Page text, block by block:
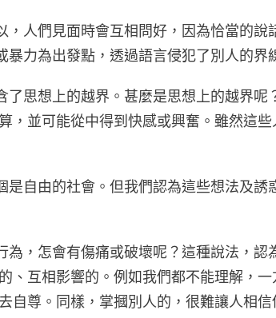
人們見面時會互相問好，因為恰當的
力為出發點，透過語言侵犯了別人的界
思想上的越界。甚麼是思想上的越界
，並可能從中得到快感或興奮。雖然這
自由的社會。但我們認為這些想法及
，怎會有傷痛或破壞呢？這種說法，
、互相影響的。例如我們都不能理解，
自尊。同樣，掌摑別人的，很難讓人相